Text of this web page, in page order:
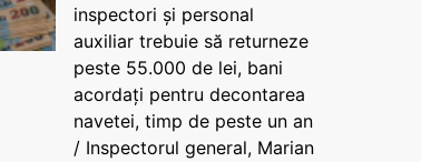
inspectori și personal
auxiliar trebuie să returneze
peste 55.000 de lei, bani
acordați pentru decontarea
navetei, timp de peste un an
/ Inspectorul general, Marian